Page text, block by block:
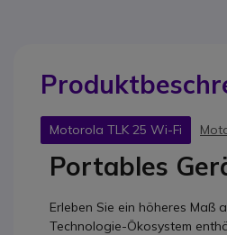
Motorola TLK 25 Wi-Fi
Portables
Erleben Sie ein höheres Maß
Technologie-Ökosystem